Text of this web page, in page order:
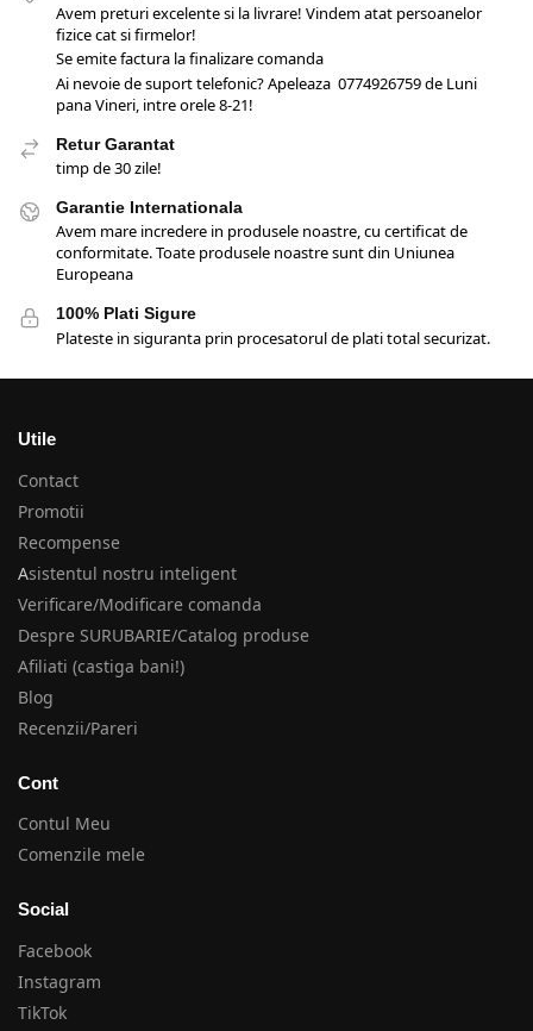
Avem preturi excelente si la livrare! Vindem atat persoanelor
fizice cat si firmelor!
Se emite factura la finalizare comanda
Ai nevoie de suport telefonic? Apeleaza 0774926759 de Luni
pana Vineri, intre orele 8-21!
Retur Garantat
timp de 30 zile!
Garantie Internationala
Avem mare incredere in produsele noastre, cu certificat de
conformitate. Toate produsele noastre sunt din Uniunea
Europeana
100% Plati Sigure
Plateste in siguranta prin procesatorul de plati total securizat.
Utile
Contact
Promotii
Recompense
Asistentul nostru inteligent
Verificare/Modificare comanda
Despre SURUBARIE/Catalog produse
Afiliati (castiga bani!)
Blog
Recenzii/Pareri
Cont
Contul Meu
Comenzile mele
Social
Facebook
Instagram
TikTok